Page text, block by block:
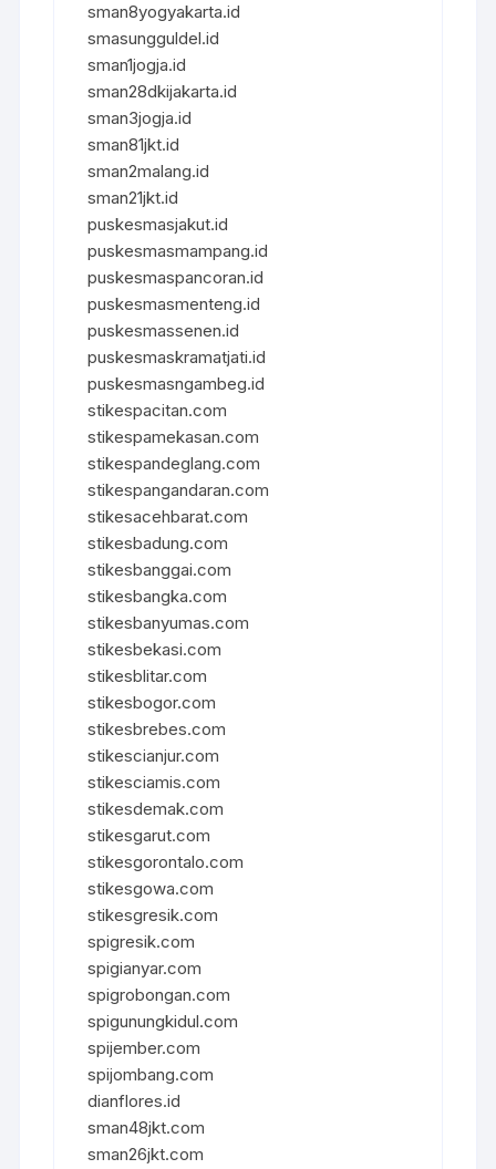
sman8yogyakarta.id
smasungguldel.id
sman1jogja.id
sman28dkijakarta.id
sman3jogja.id
sman81jkt.id
sman2malang.id
sman21jkt.id
puskesmasjakut.id
puskesmasmampang.id
puskesmaspancoran.id
puskesmasmenteng.id
puskesmassenen.id
puskesmaskramatjati.id
puskesmasngambeg.id
stikespacitan.com
stikespamekasan.com
stikespandeglang.com
stikespangandaran.com
stikesacehbarat.com
stikesbadung.com
stikesbanggai.com
stikesbangka.com
stikesbanyumas.com
stikesbekasi.com
stikesblitar.com
stikesbogor.com
stikesbrebes.com
stikescianjur.com
stikesciamis.com
stikesdemak.com
stikesgarut.com
stikesgorontalo.com
stikesgowa.com
stikesgresik.com
spigresik.com
spigianyar.com
spigrobongan.com
spigunungkidul.com
spijember.com
spijombang.com
dianflores.id
sman48jkt.com
sman26jkt.com